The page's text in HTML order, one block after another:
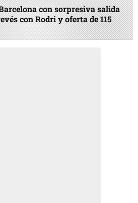
con sorpresiva salida
con Rodri y oferta de 115